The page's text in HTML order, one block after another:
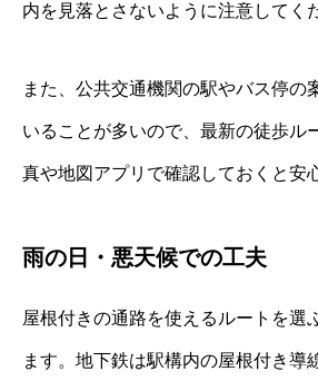
内を見落とさないように注意してく
また、公共交通機関の駅やバス停の
いることが多いので、最新の徒歩ル
真や地図アプリで確認しておくと安
雨の日・悪天候での工夫
屋根付きの通路を使えるルートを選
ます。地下鉄は駅構内の屋根付き導